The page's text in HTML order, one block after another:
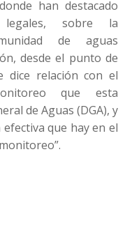
han destacado
legales, sobre la
de aguas
desde el punto de
dice relación con el
que esta
de Aguas (DGA), y
que hay en el